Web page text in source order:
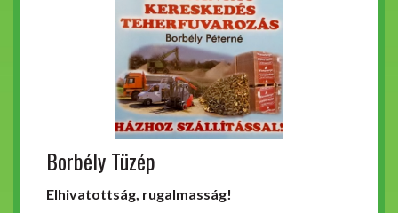
Borbély Tüzép
Elhivatottság, rugalmasság!